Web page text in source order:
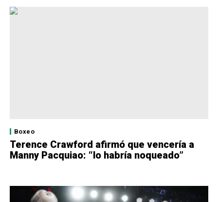
Boxeo
Terence Crawford afirmó que vencería a
Manny Pacquiao: “lo habría noqueado”